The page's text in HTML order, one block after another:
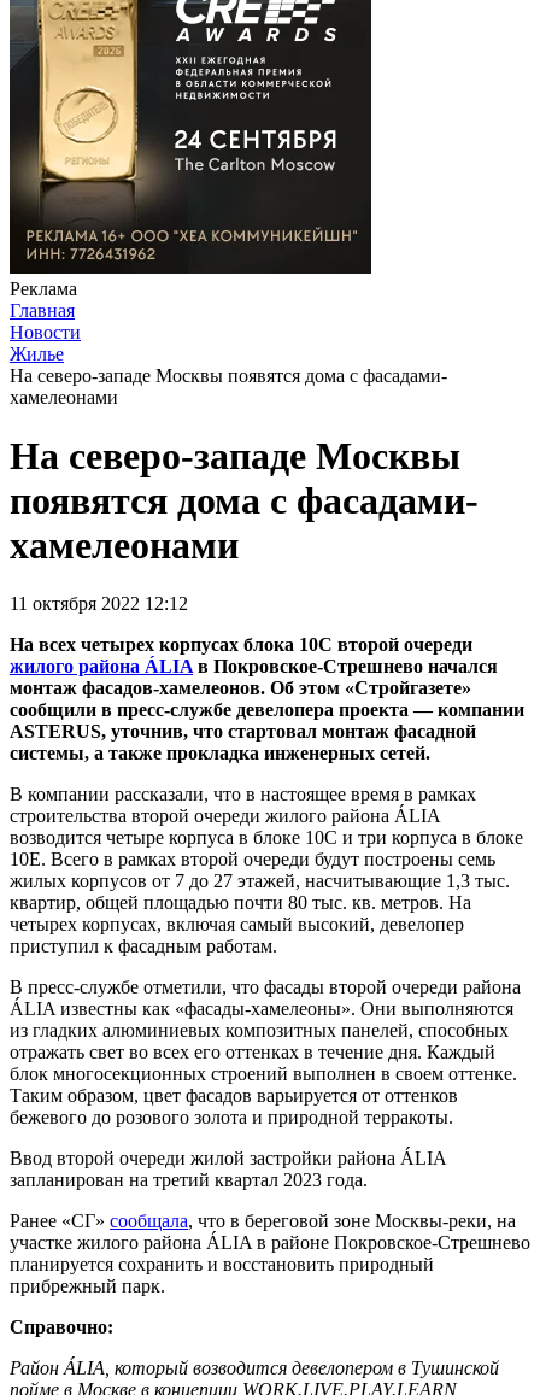
Реклама
Главная
Новости
Жилье
На северо-западе Москвы появятся дома с фасадами-
хамелеонами
На северо-западе Москвы
появятся дома с фасадами-
хамелеонами
11 октября 2022 12:12
На всех четырех корпусах блока 10С второй очереди
жилого района ÁLIA в Покровское-Стрешнево начался
монтаж фасадов-хамелеонов. Об этом «Стройгазете»
сообщили в пресс-службе девелопера проекта — компании
ASTERUS, уточнив, что стартовал монтаж фасадной
системы, а также прокладка инженерных сетей.
В компании рассказали, что в настоящее время в рамках
строительства второй очереди жилого района ÁLIA
возводится четыре корпуса в блоке 10С и три корпуса в блоке
10Е. Всего в рамках второй очереди будут построены семь
жилых корпусов от 7 до 27 этажей, насчитывающие 1,3 тыс.
квартир, общей площадью почти 80 тыс. кв. метров. На
четырех корпусах, включая самый высокий, девелопер
приступил к фасадным работам.
В пресс-службе отметили, что фасады второй очереди района
ÁLIA известны как «фасады-хамелеоны». Они выполняются
из гладких алюминиевых композитных панелей, способных
отражать свет во всех его оттенках в течение дня. Каждый
блок многосекционных строений выполнен в своем оттенке.
Таким образом, цвет фасадов варьируется от оттенков
бежевого до розового золота и природной терракоты.
Ввод второй очереди жилой застройки района ÁLIA
запланирован на третий квартал 2023 года.
Ранее «СГ» сообщала, что в береговой зоне Москвы-реки, на
участке жилого района ÁLIA в районе Покровское-Стрешнево
планируется сохранить и восстановить природный
прибрежный парк.
Справочно:
Район ÁLIA, который возводится девелопером в Тушинской
пойме в Москве в концепции WORK.LIVE.PLAY.LEARN,